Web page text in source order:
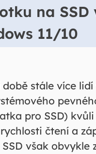
na SSD
11/10
době stále více
pro SSD)
čtení a
však obvykle